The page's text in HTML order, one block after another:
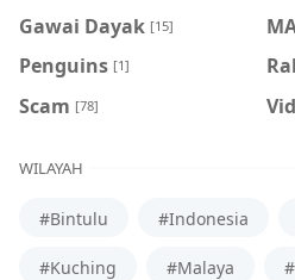
Gawai Dayak [15]
Penguins [1]
Scam [78]
WILAYAH
#Bintulu #Indonesia
#Kuching #Malaya